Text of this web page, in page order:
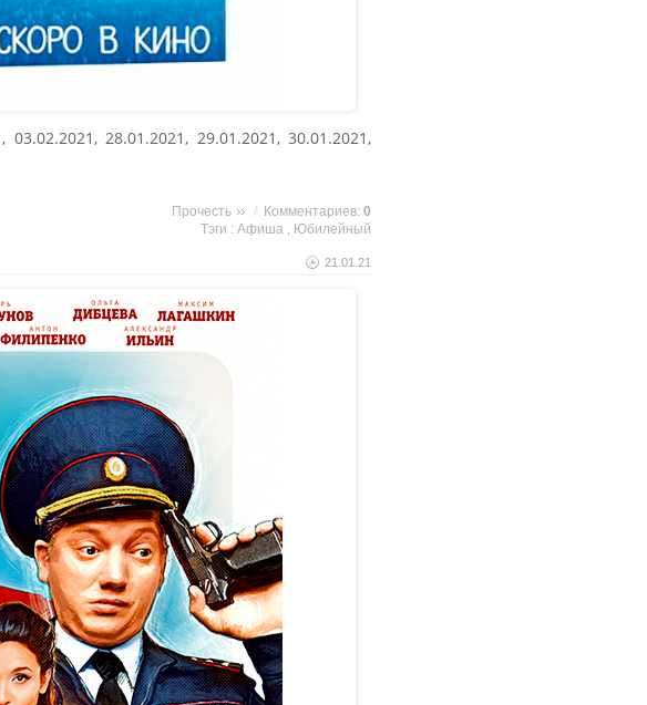
28.01.2021, 29.01.2021, 30.01.2021,
Прочесть / Комментариев: 0
Тэги : Афиша , Юбилейный
21.01.21